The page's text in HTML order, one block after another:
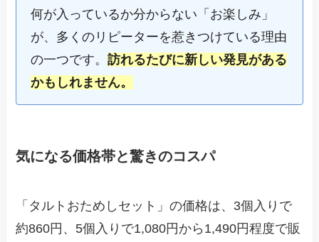
何が入っているか分からない「お楽しみ」
が、多くのリピーターを惹きつけている理由
の一つです。訪れるたびに新しい発見がある
かもしれません。
気になる価格帯と驚きのコスパ
「タルトおためしセット」の価格は、3個入りで
約860円、5個入りで1,080円から1,490円程度で販